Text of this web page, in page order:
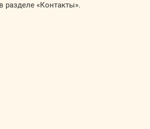
разделе «Контакты».